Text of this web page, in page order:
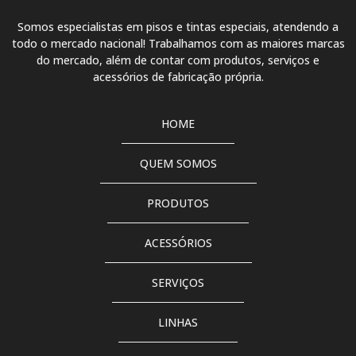
Tinta pu branco puro
Tinta pu cinza grafite
Tinta pu para piso 18 litros
Somos especialistas em pisos e tintas especiais, atendendo a
todo o mercado nacional! Trabalhamos com as maiores marcas
do mercado, além de contar com produtos, serviços e
acessórios de fabricação própria.
HOME
QUEM SOMOS
PRODUTOS
ACESSÓRIOS
SERVIÇOS
LINHAS